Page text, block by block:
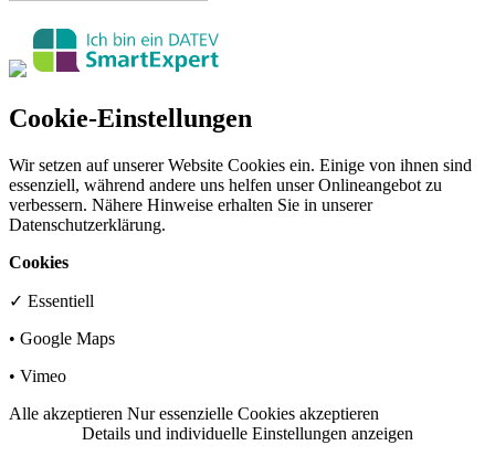
Cookie-Einstellungen
Wir setzen auf unserer Website Cookies ein. Einige von ihnen sind
essenziell, während andere uns helfen unser Onlineangebot zu
verbessern. Nähere Hinweise erhalten Sie in unserer
Datenschutzerklärung.
Cookies
✓ Essentiell
• Google Maps
• Vimeo
Alle akzeptieren Nur essenzielle Cookies akzeptieren
Details und individuelle Einstellungen anzeigen